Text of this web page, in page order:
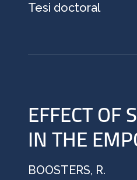
Tesi doctoral
EFFECT OF
IN THE
BOOSTERS, R.